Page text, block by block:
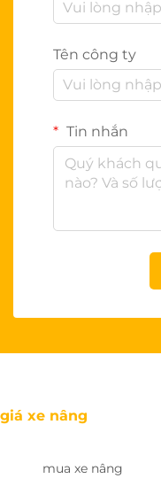
Tên công ty
Tin nhắn
giá xe nâng
mua xe nâng